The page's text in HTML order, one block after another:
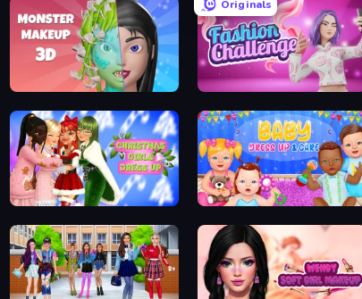
Monster Makeup 3D
Originals
Christmas Girls Dress Up Baby Dress Up